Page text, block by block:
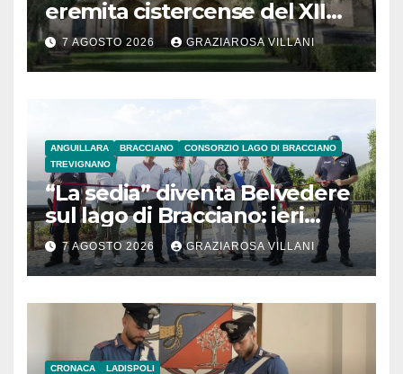
eremita cistercense del XII
secolo
7 AGOSTO 2026 GRAZIAROSA VILLANI
ANGUILLARA BRACCIANO
CONSORZIO LAGO DI BRACCIANO
TREVIGNANO
“La sedia” diventa Belvedere
sul lago di Bracciano: ieri
l’inaugurazione
7 AGOSTO 2026 GRAZIAROSA VILLANI
CRONACA LADISPOLI